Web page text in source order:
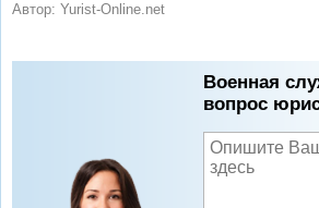
Автор: Yurist-Online.net
Военная
вопрос